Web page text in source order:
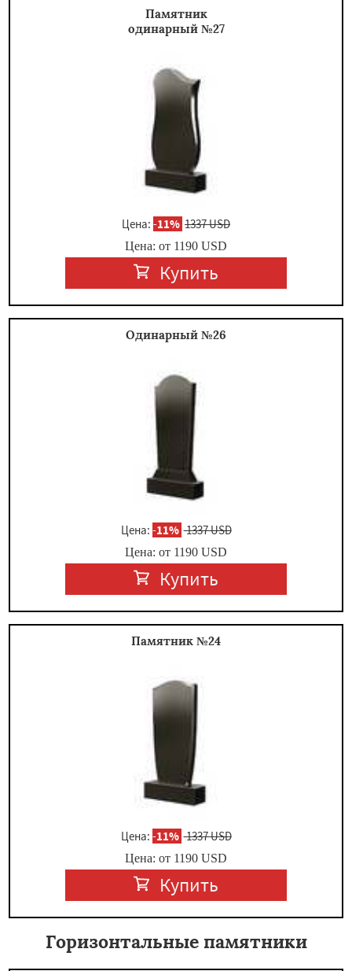
Памятник
одинарный №27
Цена: -11% 1337 USD
Цена: от 1190 USD
Купить
Одинарный №26
Цена: -11% 1337 USD
Цена: от 1190 USD
Купить
Памятник №24
Цена: -11% 1337 USD
Цена: от 1190 USD
Купить
Горизонтальные памятники